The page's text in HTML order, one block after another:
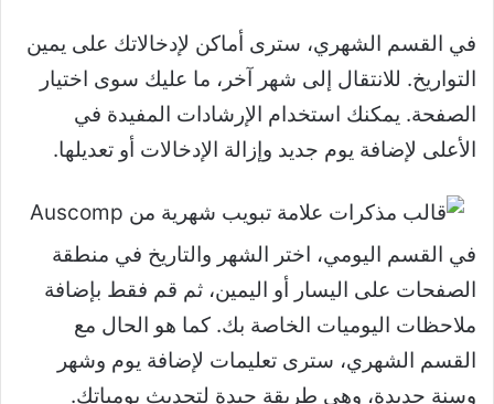
في القسم الشهري، سترى أماكن لإدخالاتك على يمين
التواريخ. للانتقال إلى شهر آخر، ما عليك سوى اختيار
الصفحة. يمكنك استخدام الإرشادات المفيدة في
الأعلى لإضافة يوم جديد وإزالة الإدخالات أو تعديلها.
في القسم اليومي، اختر الشهر والتاريخ في منطقة
الصفحات على اليسار أو اليمين، ثم قم فقط بإضافة
ملاحظات اليوميات الخاصة بك. كما هو الحال مع
القسم الشهري، سترى تعليمات لإضافة يوم وشهر
وسنة جديدة، وهي طريقة جيدة لتحديث يومياتك.